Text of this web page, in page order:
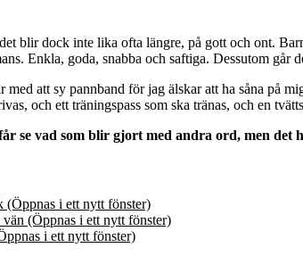
blir dock inte lika ofta längre, på gott och ont.
Enkla, goda, snabba och saftiga. Dessutom går
med att sy pannband för jag älskar att ha såna på
och ett träningspass som ska tränas, och en
se vad som blir gjort med andra ord, men
(Öppnas i ett nytt fönster)
(Öppnas i ett nytt fönster)
i ett nytt fönster)